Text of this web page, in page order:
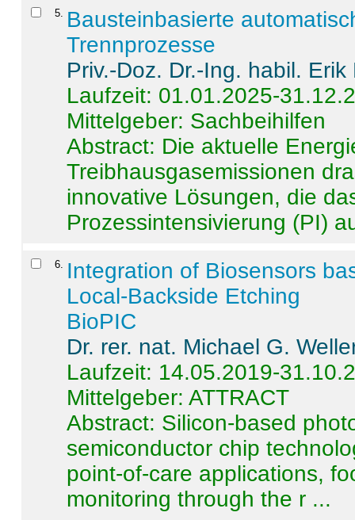
5
Bausteinbasierte
Trennprozesse
Priv.-Doz. Dr.-Ing. habil. Erik
Laufzeit: 01.01.2025-
Mittelgeber: Sachbeihilfen
Abstract: Die aktuelle
Treibhausgasemissionen
innovative Lösungen, die
Prozessintensivierung (PI)
6
Integration of Biosensors
Local-Backside Etching
BioPIC
Dr. rer. nat. Michael G.
Laufzeit: 14.05.2019-
Mittelgeber: ATTRACT
Abstract: Silicon-based
semiconductor chip
point-of-care applications,
monitoring through the r ...